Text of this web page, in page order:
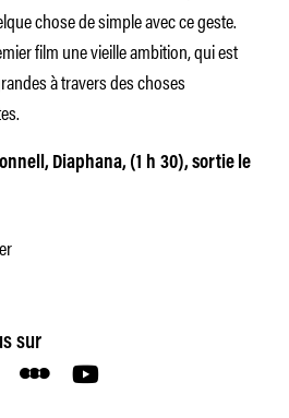
chose de simple avec ce geste.
film une vieille ambition, qui est
à travers des choses
Diaphana, (1 h 30), sortie le
sur